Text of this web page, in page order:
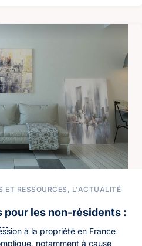
ET RESSOURCES , L'ACTUALITÉ
pour les non-résidents :
à la propriété en France
notamment à cause